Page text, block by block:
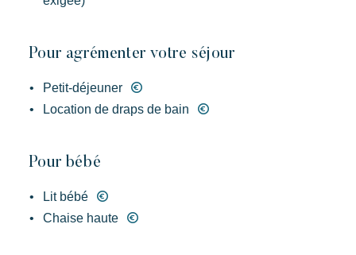
Pour agrémenter votre séjour
Petit-déjeuner
Location de draps de bain
Pour bébé
Lit bébé
Chaise haute